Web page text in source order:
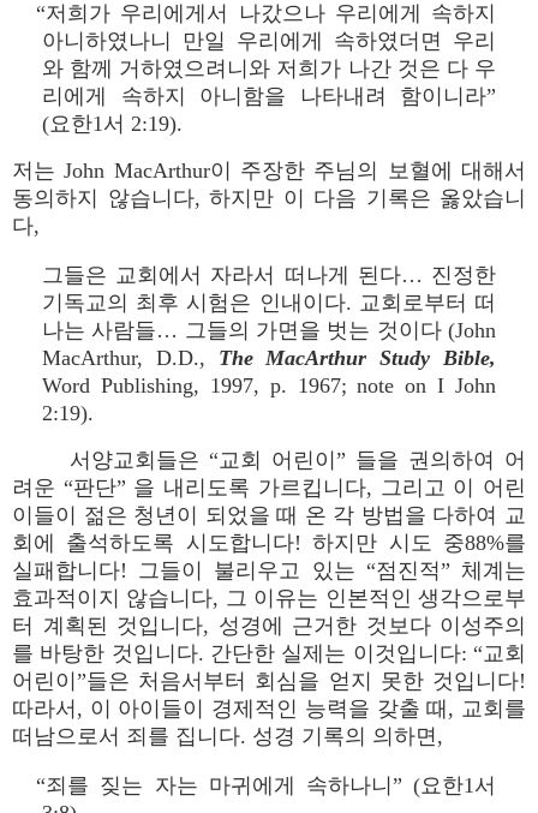
“저희가 우리에게서 나갔으나 우리에게 속하지
아니하였나니 만일 우리에게 속하였더면 우리
와 함께 거하였으려니와 저희가 나간 것은 다 우
리에게 속하지 아니함을 나타내려 함이니라”
(요한1서 2:19).
저는 John MacArthur이 주장한 주님의 보혈에 대해서
동의하지 않습니다, 하지만 이 다음 기록은 옳았습니
다,
그들은 교회에서 자라서 떠나게 된다… 진정한
기독교의 최후 시험은 인내이다. 교회로부터 떠
나는 사람들… 그들의 가면을 벗는 것이다 (John
MacArthur, D.D., The MacArthur Study Bible,
Word Publishing, 1997, p. 1967; note on I John
2:19).
서양교회들은 “교회 어린이” 들을 권의하여 어
려운 “판단” 을 내리도록 가르킵니다, 그리고 이 어린
이들이 젊은 청년이 되었을 때 온 각 방법을 다하여 교
회에 출석하도록 시도합니다! 하지만 시도 중88%를
실패합니다! 그들이 불리우고 있는 “점진적” 체계는
효과적이지 않습니다, 그 이유는 인본적인 생각으로부
터 계획된 것입니다, 성경에 근거한 것보다 이성주의
를 바탕한 것입니다. 간단한 실제는 이것입니다: “교회
어린이”들은 처음서부터 회심을 얻지 못한 것입니다!
따라서, 이 아이들이 경제적인 능력을 갖출 때, 교회를
떠남으로서 죄를 집니다. 성경 기록의 의하면,
“죄를 짖는 자는 마귀에게 속하나니” (요한1서